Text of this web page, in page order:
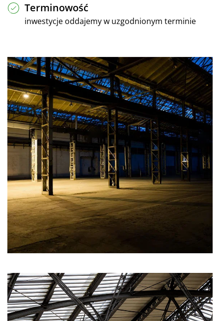
Terminowość
inwestycje oddajemy w uzgodnionym terminie